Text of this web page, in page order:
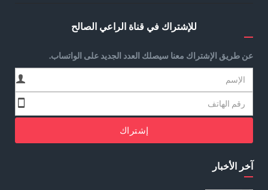
للإشتراك في قناة الراعي الصالح
عن طريق الإشتراك معنا سيصلك العدد الجديد على الواتساب.
إشتراك
آخر الأخبار